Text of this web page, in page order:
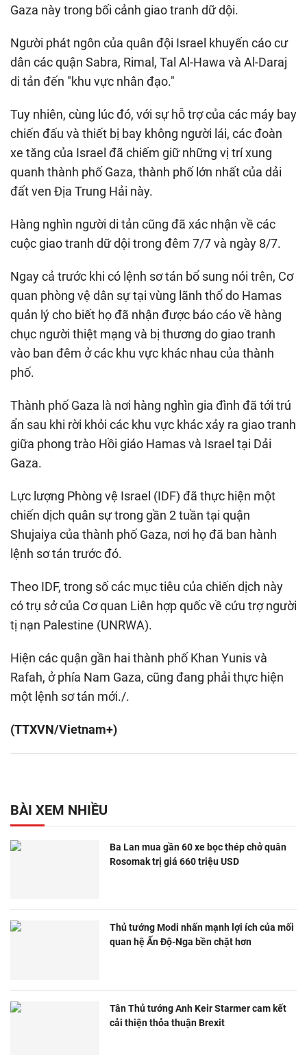
Gaza này trong bối cảnh giao tranh dữ dội.
Người phát ngôn của quân đội Israel khuyến cáo cư
dân các quận Sabra, Rimal, Tal Al-Hawa và Al-Daraj
di tản đến "khu vực nhân đạo."
Tuy nhiên, cùng lúc đó, với sự hỗ trợ của các máy bay
chiến đấu và thiết bị bay không người lái, các đoàn
xe tăng của Israel đã chiếm giữ những vị trí xung
quanh thành phố Gaza, thành phố lớn nhất của dải
đất ven Địa Trung Hải này.
Hàng nghìn người di tản cũng đã xác nhận về các
cuộc giao tranh dữ dội trong đêm 7/7 và ngày 8/7.
Ngay cả trước khi có lệnh sơ tán bổ sung nói trên, Cơ
quan phòng vệ dân sự tại vùng lãnh thổ do Hamas
quản lý cho biết họ đã nhận được báo cáo về hàng
chục người thiệt mạng và bị thương do giao tranh
vào ban đêm ở các khu vực khác nhau của thành
phố.
Thành phố Gaza là nơi hàng nghìn gia đình đã tới trú
ẩn sau khi rời khỏi các khu vực khác xảy ra giao tranh
giữa phong trào Hồi giáo Hamas và Israel tại Dải
Gaza.
Lực lượng Phòng vệ Israel (IDF) đã thực hiện một
chiến dịch quân sự trong gần 2 tuần tại quận
Shujaiya của thành phố Gaza, nơi họ đã ban hành
lệnh sơ tán trước đó.
Theo IDF, trong số các mục tiêu của chiến dịch này
có trụ sở của Cơ quan Liên hợp quốc về cứu trợ người
tị nạn Palestine (UNRWA).
Hiện các quận gần hai thành phố Khan Yunis và
Rafah, ở phía Nam Gaza, cũng đang phải thực hiện
một lệnh sơ tán mới./.
(TTXVN/Vietnam+)
BÀI XEM NHIỀU
Ba Lan mua gần 60 xe bọc thép chở quân
Rosomak trị giá 660 triệu USD
Thủ tướng Modi nhấn mạnh lợi ích của mối
quan hệ Ấn Độ-Nga bền chặt hơn
Tân Thủ tướng Anh Keir Starmer cam kết
cải thiện thỏa thuận Brexit